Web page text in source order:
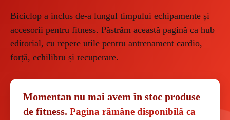
Biciclop a inclus de-a lungul timpului echipamente și
accesorii pentru fitness. Păstrăm această pagină ca hub
editorial, cu repere utile pentru antrenament cardio,
forță, echilibru și recuperare.
Momentan nu mai avem în stoc produse
de fitness. Pagina rămâne disponibilă ca